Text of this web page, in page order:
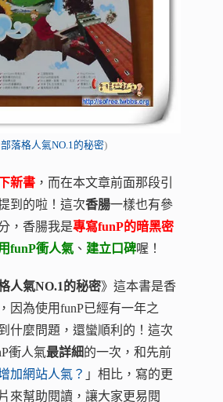
落格人氣NO.1的秘密)
新書 ，而在本文章前面那段引
到的啦！這次香腸一樣也有參
，香腸我是專寫funP的暗黑密
funP衝人氣 、 建立口碑喔！
人氣NO.1的秘密》這本書是香
因為使用funP已經有一年之
什麼問題，還蠻順利的！這次
衝人氣最詳細的一次，和先前
加網站人氣？ 」相比，寫的更
來幫助閱讀，讓大家更易閱